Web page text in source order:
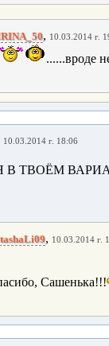
, 10.03.2014 г.
......вроде
10.03.2014 г. 18:06
В ТВОЁМ
, 10.03.2014 г.
Сашенька!!!